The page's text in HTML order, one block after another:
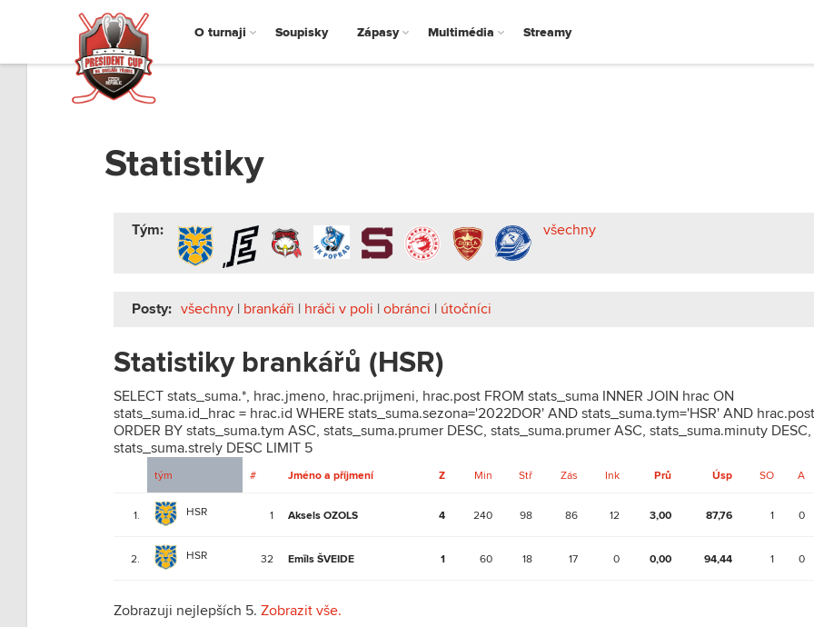
O turnaji Soupisky Zápasy Multimédia Streamy
Statistiky
Tým: všechny
Posty: všechny | brankáři | hráči v poli | obránci | útočníci
Statistiky brankářů (HSR)
SELECT stats_suma.*, hrac.jmeno, hrac.prijmeni, hrac.post FROM stats_suma INNER JOIN hrac ON
stats_suma.id_hrac = hrac.id WHERE stats_suma.sezona='2022DOR' AND stats_suma.tym='HSR' AND
ORDER BY stats_suma.tym ASC, stats_suma.prumer DESC, stats_suma.prumer ASC, stats_suma.minuty DESC,
stats_suma.strely DESC LIMIT 5
tým # Jméno a příjmení Z Min Stř Zás Ink Prů Úsp SO A
1. HSR 1 Aksels OZOLS 4 240 98 86 12 3,00 87,76 1 0
2. HSR 32 Emīls ŠVEIDE 1 60 18 17 0 0,00 94,44 1 0
Zobrazuji nejlepších 5. Zobrazit vše.